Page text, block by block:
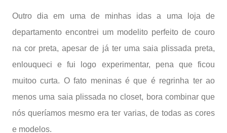
Outro dia em uma de minhas idas a uma loja de
departamento encontrei um modelito perfeito de couro
na cor preta, apesar de já ter uma saia plissada preta,
enlouqueci e fui logo experimentar, pena que ficou
muitoo curta. O fato meninas é que é regrinha ter ao
menos uma saia plissada no closet, bora combinar que
nósqueríamos mesmo era ter varias, de todas as cores
e modelos.